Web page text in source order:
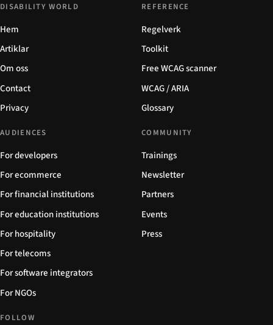
DISABILITY WORLD
Hem
Artiklar
Om oss
Contact
Privacy
REFERENCE
Regelverk
Toolkit
Free WCAG scanner
WCAG / ARIA
Glossary
AUDIENCES
For developers
For ecommerce
For financial institutions
For education institutions
For hospitality
For telecoms
For software integrators
For NGOs
COMMUNITY
Trainings
Newsletter
Partners
Events
Press
FOLLOW